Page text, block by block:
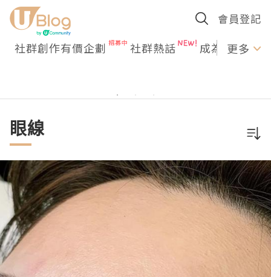
會員登記
社群創作有價企劃 社群熱話 成為U更多
眼線